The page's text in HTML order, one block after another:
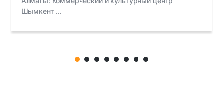
Шымкент:...